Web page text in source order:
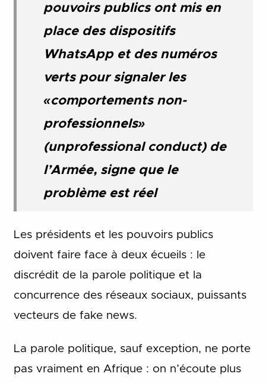
pouvoirs publics ont mis en
place des dispositifs
WhatsApp et des numéros
verts pour signaler les
«comportements non-
professionnels»
(unprofessional conduct) de
l’Armée, signe que le
problème est réel
Les présidents et les pouvoirs publics
doivent faire face à deux écueils : le
discrédit de la parole politique et la
concurrence des réseaux sociaux, puissants
vecteurs de fake news.
La parole politique, sauf exception, ne porte
pas vraiment en Afrique : on n’écoute plus